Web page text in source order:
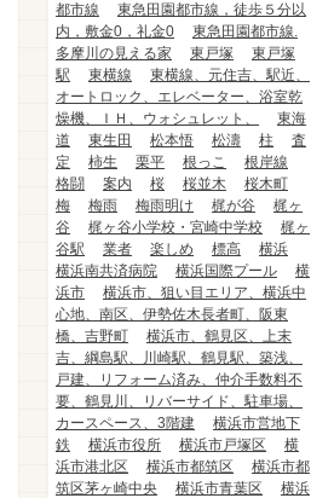
都市線
東急田園都市線，徒歩５分以
内，敷金0，礼金0
東急田園都市線.
多摩川の見える家
東戸塚
東戸塚
駅
東横線
東横線、元住吉、駅近、
オートロック、エレベーター、浴室乾
燥機、ＩＨ、ウォシュレット、
東海
道
東生田 松本悟 松濤 柱
査
定
柿生 栗平 根っこ
根岸線
格闘
案内 桜 桜並木
桜木町
梅
梅雨 梅雨明け 梶が谷
梶ヶ
谷
梶ヶ谷小学校・宮崎中学校
梶ヶ
谷駅
業者 楽しめ 標高
横浜
横浜南共済病院
横浜国際プール
横
浜市
横浜市、狙い目エリア、横浜中
心地、南区、伊勢佐木長者町、阪東
橋、吉野町
横浜市、鶴見区、上末
吉、綱島駅、川崎駅、鶴見駅、築浅、
戸建、リフォーム済み、仲介手数料不
要、鶴見川、リバーサイド、駐車場、
カースペース、3階建
横浜市営地下
鉄
横浜市役所 横浜市戸塚区
横
浜市港北区
横浜市都筑区
横浜市都
筑区茅ヶ崎中央
横浜市青葉区
横浜